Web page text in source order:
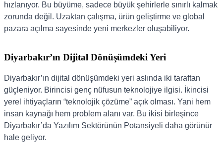
hızlanıyor. Bu büyüme, sadece büyük şehirlerle sınırlı kalmak
zorunda değil. Uzaktan çalışma, ürün geliştirme ve global
pazara açılma sayesinde yeni merkezler oluşabiliyor.
Diyarbakır’ın Dijital Dönüşümdeki Yeri
Diyarbakır’ın dijital dönüşümdeki yeri aslında iki taraftan
güçleniyor. Birincisi genç nüfusun teknolojiye ilgisi. İkincisi
yerel ihtiyaçların “teknolojik çözüme” açık olması. Yani hem
insan kaynağı hem problem alanı var. Bu ikisi birleşince
Diyarbakır’da Yazılım Sektörünün Potansiyeli daha görünür
hale geliyor.